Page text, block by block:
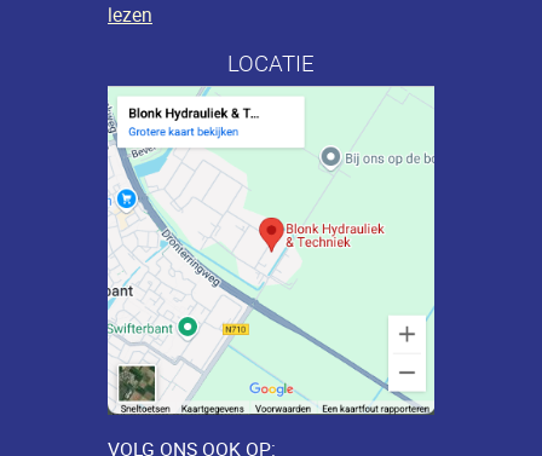
lezen
LOCATIE
VOLG ONS OOK OP: